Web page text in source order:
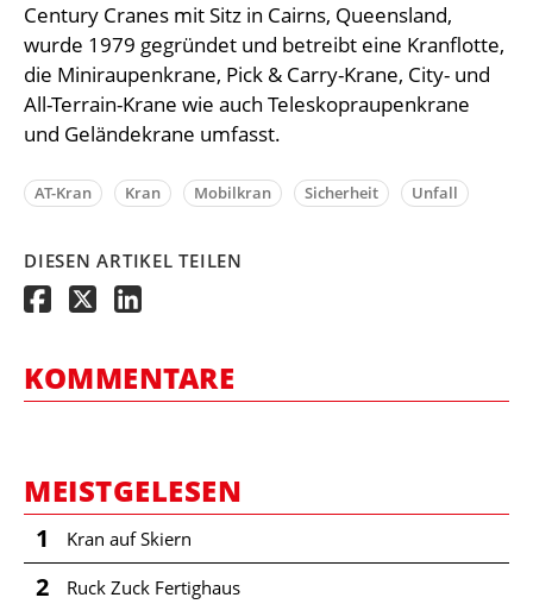
Century Cranes mit Sitz in Cairns, Queensland,
wurde 1979 gegründet und betreibt eine Kranflotte,
die Miniraupenkrane, Pick & Carry-Krane, City- und
All-Terrain-Krane wie auch Teleskopraupenkrane
und Geländekrane umfasst.
AT-Kran Kran Mobilkran Sicherheit Unfall
DIESEN ARTIKEL TEILEN
KOMMENTARE
MEISTGELESEN
1 Kran auf Skiern
2 Ruck Zuck Fertighaus